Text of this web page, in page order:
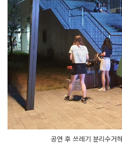
공연 후 쓰레기 분리수거